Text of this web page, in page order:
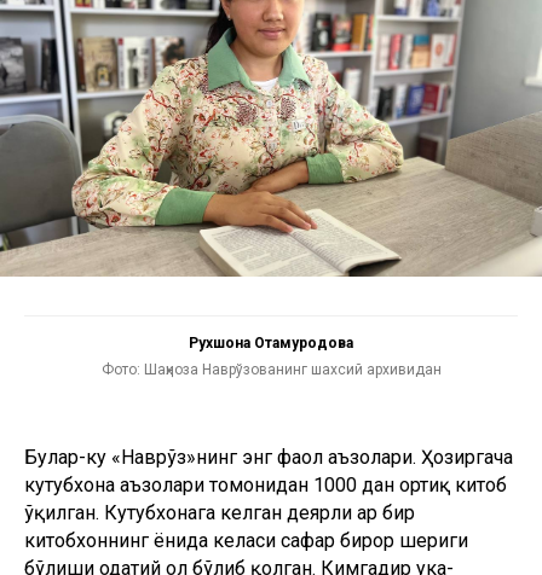
Рухшона Отамуродова
Фото: Шаҳноза Наврўзованинг шахсий архивидан
Булар-ку «Наврўз»нинг энг фаол аъзолари. Ҳозиргача
кутубхона аъзолари томонидан 1000 дан ортиқ китоб
ўқилган. Кутубхонага келган деярли ҳар бир
китобхоннинг ёнида келаси сафар бирор шериги
бўлиши одатий ҳол бўлиб қолган. Кимгадир ука-